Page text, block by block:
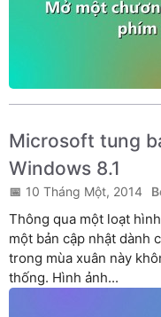
Microsoft tung
Windows 8.1
10 Tháng Một, 2014
Thông qua một loạt
một bản cập nhật dành
trong mùa xuân này
thống. Hình ảnh...